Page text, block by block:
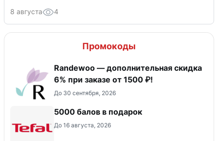
8 августа 4
Промокоды
Randewoo — дополнительная скидка
6% при заказе от 1500 ₽!
До 30 сентября, 2026
5000 балов в подарок
До 16 августа, 2026